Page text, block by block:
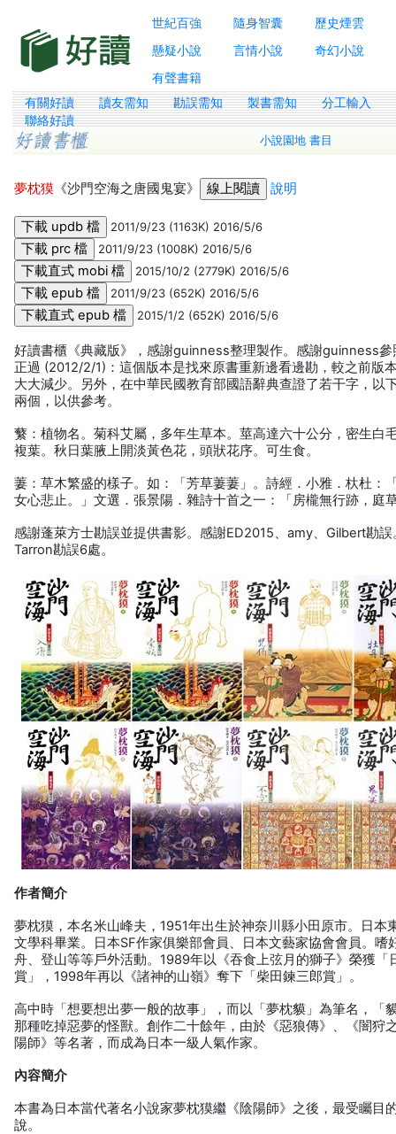
世紀百強 隨身智囊
歷史煙雲
懸疑小說
言情小說
奇幻小說
有聲書籍
有關好讀 讀友需知 勘誤需知 製書需知
分工輸入
聯絡好讀
小說園地 書目
夢枕獏 《沙門空海之唐國鬼宴》 說明
2011/9/23 (1163K) 2016/5/6
2011/9/23 (1008K) 2016/5/6
2015/10/2 (2779K) 2016/5/6
2011/9/23 (652K) 2016/5/6
2015/1/2 (652K) 2016/5/6
好讀書櫃《典藏版》，感謝guinness整理製作。感謝guinness參
正過 (2012/2/1)：這個版本是找來原書重新邊看邊勘，較之前版
大大減少。另外，在中華民國教育部國語辭典查證了若干字，以
兩個，以供參考。
蘩：植物名。菊科艾屬，多年生草本。莖高達六十公分，密生白
複葉。秋日葉腋上開淡黃色花，頭狀花序。可生食。
萋：草木繁盛的樣子。如：「芳草萋萋」。詩經．小雅．杕杜：
女心悲止。」文選．張景陽．雜詩十首之一：「房櫳無行跡，庭
感謝蓬萊方士勘誤並提供書影。感謝ED2015、amy、Gilbert勘
Tarron勘誤6處。
作者簡介
夢枕獏，本名米山峰夫，1951年出生於神奈川縣小田原市。日本
文學科畢業。日本SF作家俱樂部會員、日本文藝家協會會員。嗜
舟、登山等等戶外活動。1989年以《吞食上弦月的獅子》榮獲「
賞」，1998年再以《諸神的山嶺》奪下「柴田鍊三郎賞」。
高中時「想要想出夢一般的故事」，而以「夢枕貘」為筆名，「
那種吃掉惡夢的怪獸。創作二十餘年，由於《惡狼傳》、《闇狩
陽師》等名著，而成為日本一級人氣作家。
內容簡介
本書為日本當代著名小說家夢枕獏繼《陰陽師》之後，最受矚目
說。